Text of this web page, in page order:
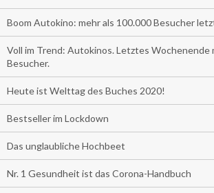
Boom Autokino: mehr als 100.000 Besucher
Voll im Trend: Autokinos. Letztes Wochenende
Besucher.
Heute ist Welttag des Buches 2020!
Bestseller im Lockdown
Das unglaubliche Hochbeet
Nr. 1 Gesundheit ist das Corona-Handbuch